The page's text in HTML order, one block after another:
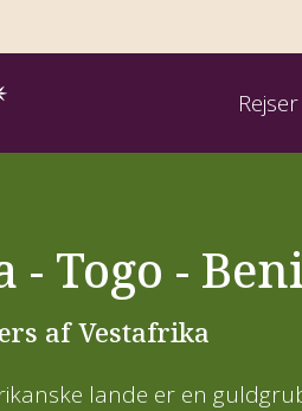
Rejser
- Togo -
af Vestafrika
lande er en